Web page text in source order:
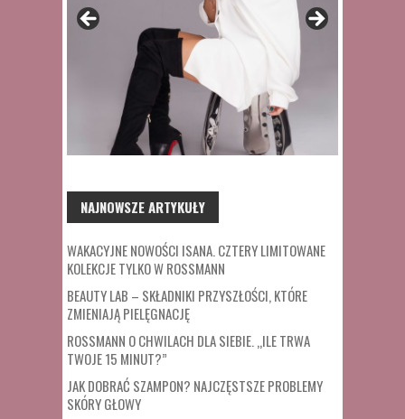
NAJNOWSZE ARTYKUŁY
WAKACYJNE NOWOŚCI ISANA. CZTERY LIMITOWANE
KOLEKCJE TYLKO W ROSSMANN
BEAUTY LAB – SKŁADNIKI PRZYSZŁOŚCI, KTÓRE
ZMIENIAJĄ PIELĘGNACJĘ
ROSSMANN O CHWILACH DLA SIEBIE. „ILE TRWA
TWOJE 15 MINUT?”
JAK DOBRAĆ SZAMPON? NAJCZĘSTSZE PROBLEMY
SKÓRY GŁOWY